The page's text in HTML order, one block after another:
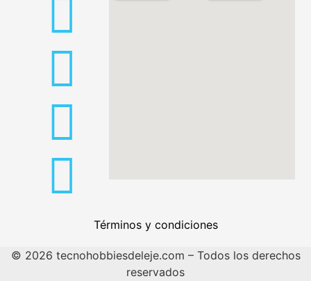
Términos y condiciones
© 2026 tecnohobbiesdeleje.com – Todos los derechos
reservados